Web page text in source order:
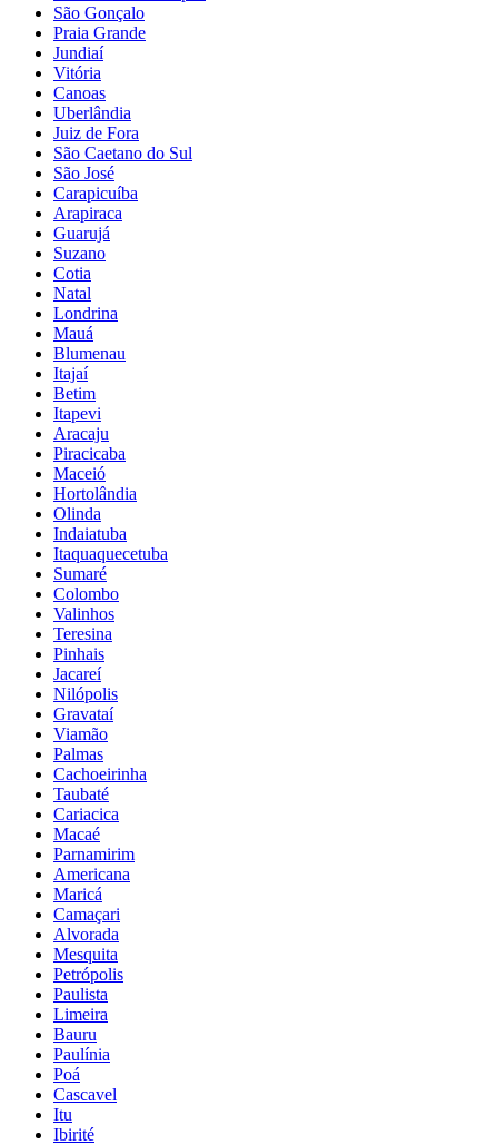
São Gonçalo
Praia Grande
Jundiaí
Vitória
Canoas
Uberlândia
Juiz de Fora
São Caetano do Sul
São José
Carapicuíba
Arapiraca
Guarujá
Suzano
Cotia
Natal
Londrina
Mauá
Blumenau
Itajaí
Betim
Itapevi
Aracaju
Piracicaba
Maceió
Hortolândia
Olinda
Indaiatuba
Itaquaquecetuba
Sumaré
Colombo
Valinhos
Teresina
Pinhais
Jacareí
Nilópolis
Gravataí
Viamão
Palmas
Cachoeirinha
Taubaté
Cariacica
Macaé
Parnamirim
Americana
Maricá
Camaçari
Alvorada
Mesquita
Petrópolis
Paulista
Limeira
Bauru
Paulínia
Poá
Cascavel
Itu
Ibirité